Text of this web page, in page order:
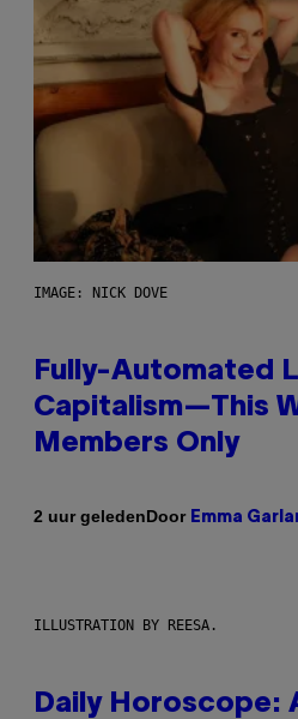
IMAGE: NICK DOVE
Fully-Automated
Capitalism—This
Members Only
2 uur geledenDoor Emma
ILLUSTRATION BY REESA.
Daily Horoscope: